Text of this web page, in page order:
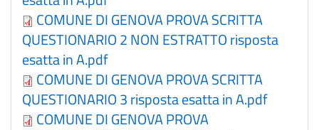
COMUNE DI GENOVA PROVA SCRITTA
QUESTIONARIO 2 NON ESTRATTO risposta
esatta in A.pdf
COMUNE DI GENOVA PROVA SCRITTA
QUESTIONARIO 3 risposta esatta in A.pdf
COMUNE DI GENOVA PROVA